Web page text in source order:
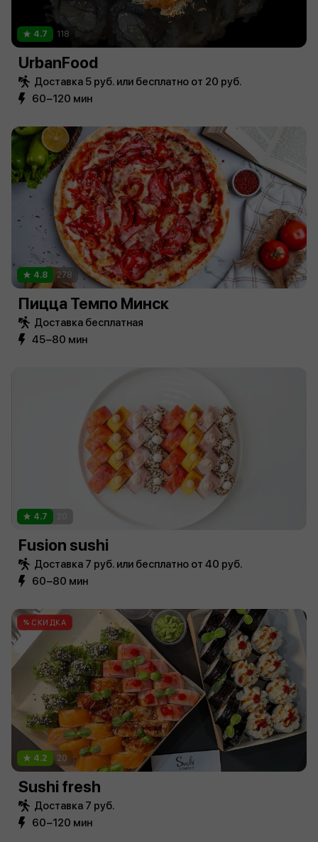
4.7 118
UrbanFood
Доставка 5 руб. или бесплатно от 20 руб.
60−120 мин
4.8 278
Пицца Темпо Минск
Доставка бесплатная
45−80 мин
4.7
Fusion sushi
Доставка 7 руб. или бесплатно от 40 руб.
60−80 мин
СКИДКА
4.2 20
Sushi fresh
Доставка 7 руб.
60−120 мин